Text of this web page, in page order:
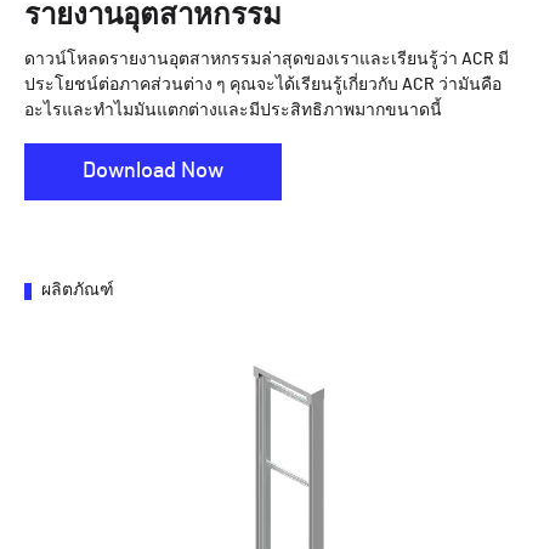
รายงานอุตสาหกรรม
ดาวน์โหลดรายงานอุตสาหกรรมล่าสุดของเราและเรียนรู้ว่า ACR มี
ประโยชน์ต่อภาคส่วนต่าง ๆ คุณจะได้เรียนรู้เกี่ยวกับ ACR ว่ามันคือ
อะไรและทำไมมันแตกต่างและมีประสิทธิภาพมากขนาดนี้
Download Now
ผลิตภัณฑ์